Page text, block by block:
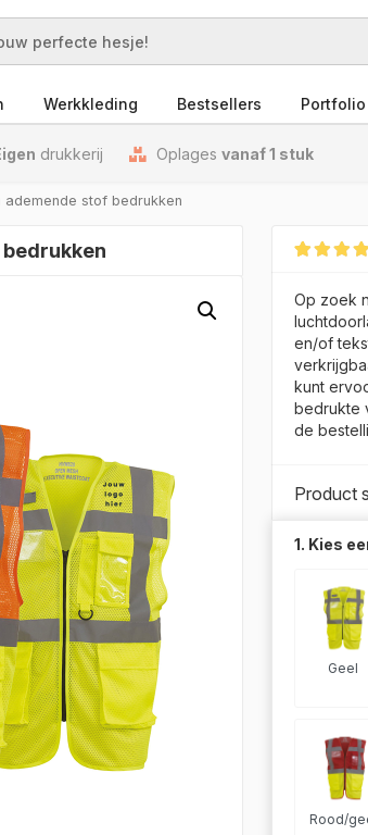
Werkkleding Bestsellers Portfolio
drukkerij Oplages vanaf 1 stuk
stof bedrukken
klant
Op zoek
en/of
kunt
bedrukte
de
Product
1. Kies
Geel
Rood/